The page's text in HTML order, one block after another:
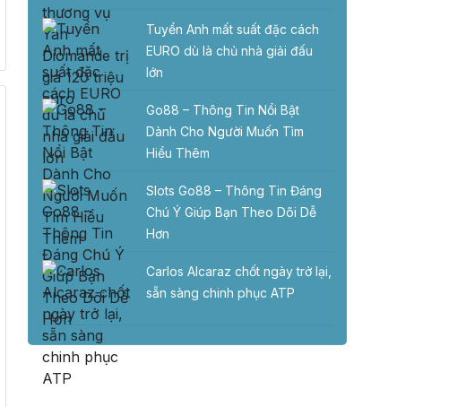
Tuyển Anh mất suất đặc cách
EURO dù là chủ nhà giải đấu
lớn
Go88 – Thông Tin Nổi Bật
Dành Cho Người Muốn Tìm
Hiểu Thêm
Slots Go88 – Thông Tin Đáng
Chú Ý Giúp Bạn Theo Dõi Dễ
Hơn
Carlos Alcaraz chốt ngày trở lại,
sẵn sàng chinh phục ATP